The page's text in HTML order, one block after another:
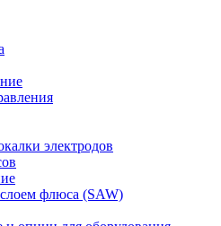
электродов
флюса (SAW)